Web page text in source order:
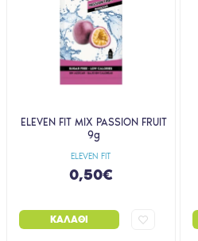
ELEVEN FIT
ELEVEN FIT MIX PASSION FRUIT
9g
0,50€
ΚΑΛΆΘΙ